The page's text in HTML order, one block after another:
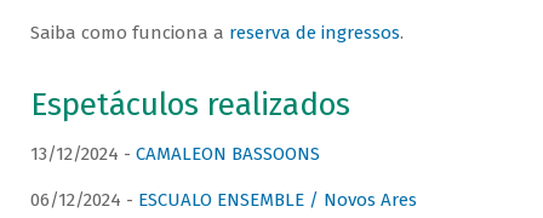
Saiba como funciona a reserva de ingressos.
Espetáculos realizados
13/12/2024 - CAMALEON BASSOONS
06/12/2024 - ESCUALO ENSEMBLE / Novos Ares